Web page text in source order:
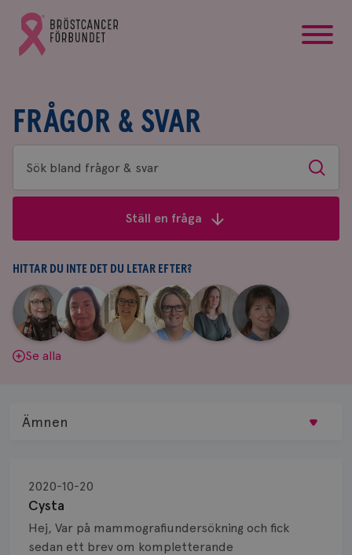
Gå
till
Bröstcancerförbundets
FRÅGOR & SVAR
Sök
bland
&
svar
Sök
Ställ en fråga
HITTAR DU INTE DET DU LETAR EFTER?
Aina
Johnsson
|
Anne
Andersson
Fredrika
Killander
|
Jeanette
Bäcklund
|
Maria
Edegran
|
Yvette
Andersson
Se alla
Cysta
2020-10-20
Hej, Var på mammografiundersökning och fick
sedan ett brev om kompletterande
Ämnen
Biopsi
Biverkningar